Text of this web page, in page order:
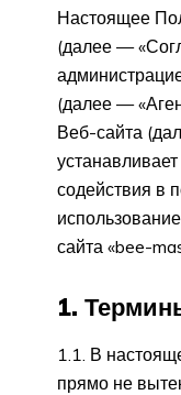
Настоящее
(далее —
(далее —
Веб-сайта
содействия в
сайта «bee-
1.
1.1. В
прямо не